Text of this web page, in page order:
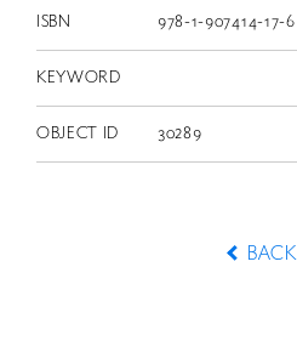
ISBN 978-1-907414-17-6
KEYWORD
OBJECT ID 30289
BACK